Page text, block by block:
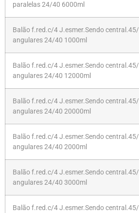
paralelas 24/40 6000ml
Balão f.red.c/4 J.esmer.Sendo
angulares 24/40 1000ml
Balão f.red.c/4 J.esmer.Sendo
angulares 24/40 12000ml
Balão f.red.c/4 J.esmer.Sendo
angulares 24/40 20000ml
Balão f.red.c/4 J.esmer.Sendo
angulares 24/40 2000ml
Balão f.red.c/4 J.esmer.Sendo
angulares 24/40 3000ml
Balão f.red.c/4 J.esmer.Sendo